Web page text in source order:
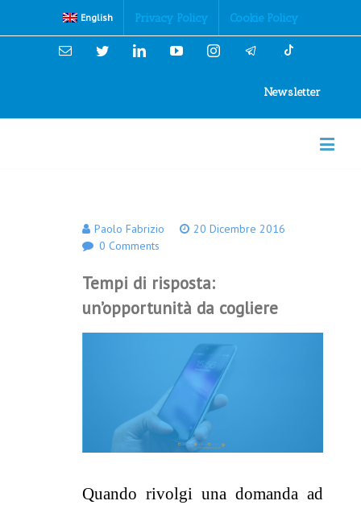
English Privacy Policy Cookie Policy
Email TwitterLinkedinYouTubeInstagram
Newsletter
Paolo Fabrizio
20 Dicembre 2016
0 Comments
Tempi di risposta:
un’opportunità da cogliere
Quando rivolgi una domanda ad
Cookies Policy